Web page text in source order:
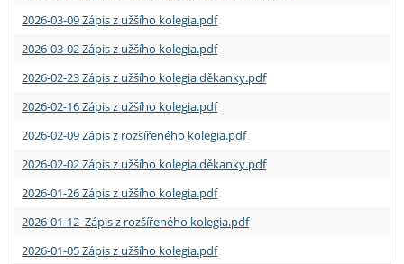
2026-03-09 Zápis z užšího kolegia.pdf
2026-03-02 Zápis z užšího kolegia.pdf
2026-02-23 Zápis z užšího kolegia děkanky.pdf
2026-02-16 Zápis z užšího kolegia.pdf
2026-02-09 Zápis z rozšířeného kolegia.pdf
2026-02-02 Zápis z užšího kolegia děkanky.pdf
2026-01-26 Zápis z užšího kolegia.pdf
2026-01-12 Zápis z rozšířeného kolegia.pdf
2026-01-05 Zápis z užšího kolegia.pdf